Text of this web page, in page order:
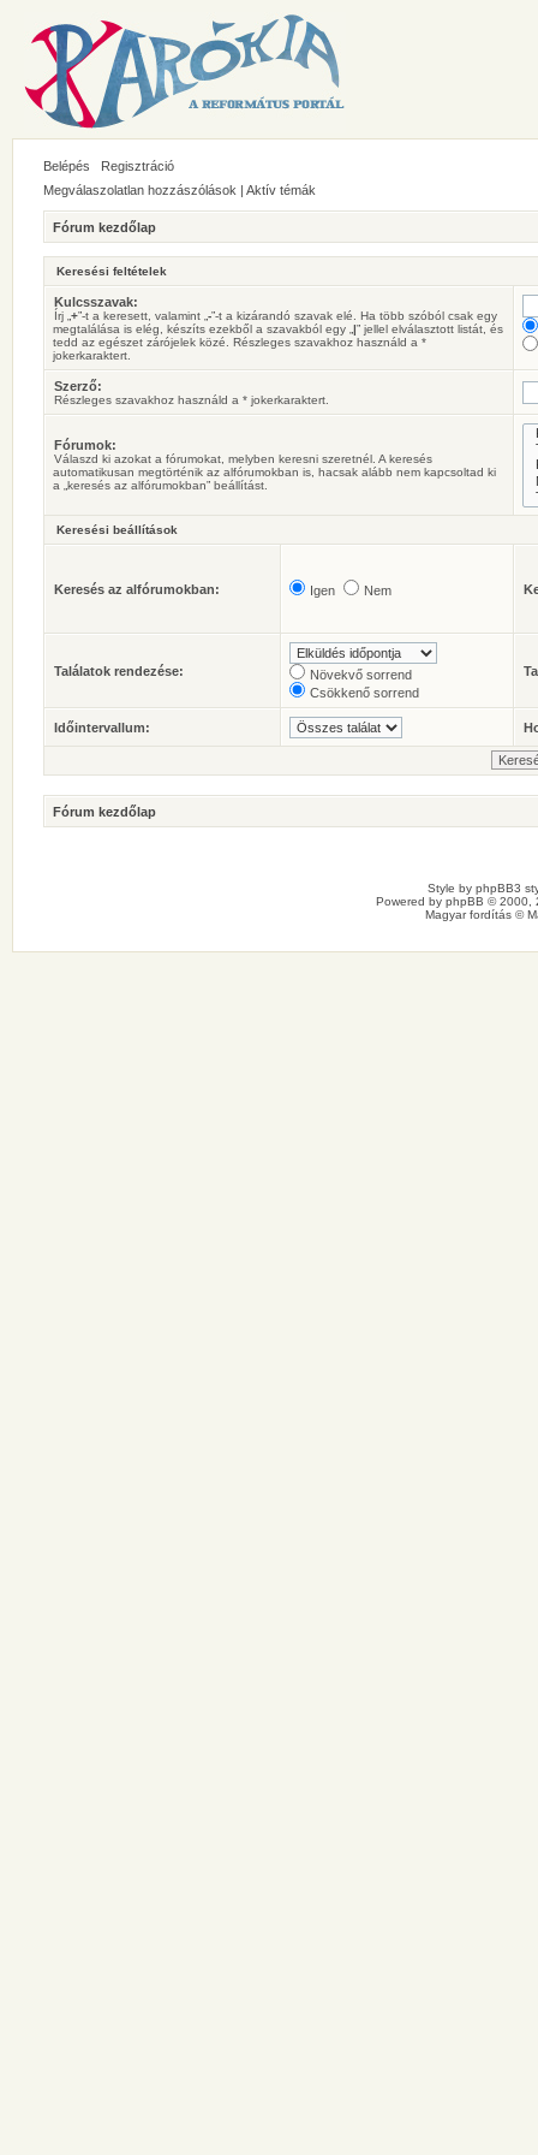
Belépés
Regisztráció
Megválaszolatlan hozzászólások | Aktív témák
Fórum kezdőlap
Keresési feltételek
Kulcsszavak:
Írj „ +”-t a keresett, valamint „ -”-t a kizárandó szavak elé. Ha több szóból csak egy
megtalálása is elég, készíts ezekből a szavakból egy „ |” jellel elválasztott listát, és
tedd az egészet zárójelek közé. Részleges szavakhoz használd a *
jokerkaraktert.
Szerző:
Részleges szavakhoz használd a * jokerkaraktert.
Fórumok:
Válaszd ki azokat a fórumokat, melyben keresni szeretnél. A keresés
automatikusan megtörténik az alfórumokban is, hacsak alább nem kapcsoltad ki
a „keresés az alfórumokban” beállítást.
Keresési beállítások
Keresés az alfórumokban: Igen Nem
Találatok rendezése:
Növekvő sorrend
Csökkenő sorrend
Időintervallum:
Fórum kezdőlap
Style by phpBB3
Powered by phpBB © 2000,
Magyar fordítás ©